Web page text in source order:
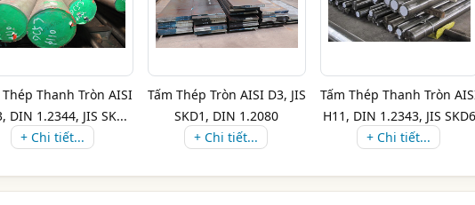
Thép Thanh Tròn AISI
DIN 1.2344, JIS SK...
+ Chi tiết...
Tấm Thép Tròn AISI D3, JIS
SKD1, DIN 1.2080
+ Chi tiết...
Tấm Thép Thanh Tròn
H11, DIN 1.2343, JIS SKD6
+ Chi tiết...